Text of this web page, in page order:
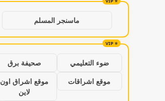
ماسنجر المسلم
ضوء التعليمي
صحيفة برق
موقع اشراقات
موقع اشراق اون
لاين